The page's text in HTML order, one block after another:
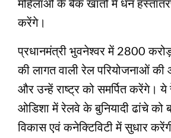
महिलाओं के बैंक खातों में धन
करेंगे।
प्रधानमंत्री भुवनेश्वर में 2800
की लागत वाली रेल परियोजनाओं
और उन्हें राष्ट्र को समर्पित करेंगे। ये
ओडिशा में रेलवे के बुनियादी ढांचे को
विकास एवं कनेक्टिविटी में सुधार